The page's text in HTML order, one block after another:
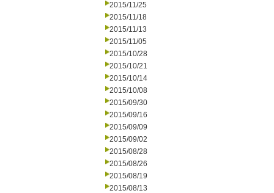
2015/11/25
2015/11/18
2015/11/13
2015/11/05
2015/10/28
2015/10/21
2015/10/14
2015/10/08
2015/09/30
2015/09/16
2015/09/09
2015/09/02
2015/08/28
2015/08/26
2015/08/19
2015/08/13